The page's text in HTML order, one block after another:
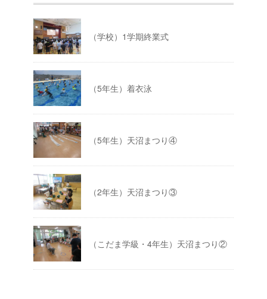
（学校）1学期終業式
（5年生）着衣泳
（5年生）天沼まつり④
（2年生）天沼まつり③
（こだま学級・4年生）天沼まつり②